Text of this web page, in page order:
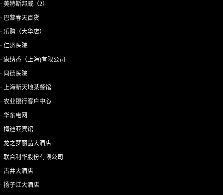
· 美特斯邦威（2）
· 巴黎春天百货
· 乐购（大华店）
· 仁济医院
· 康纳香（上海)有限公司
· 同德医院
· 上海新天地某餐馆
· 农业银行客户中心
· 华东电网
· 梅迪亚宾馆
· 龙之梦丽晶大酒店
· 联合利华股份有限公司
· 古井大酒店
· 扬子江大酒店